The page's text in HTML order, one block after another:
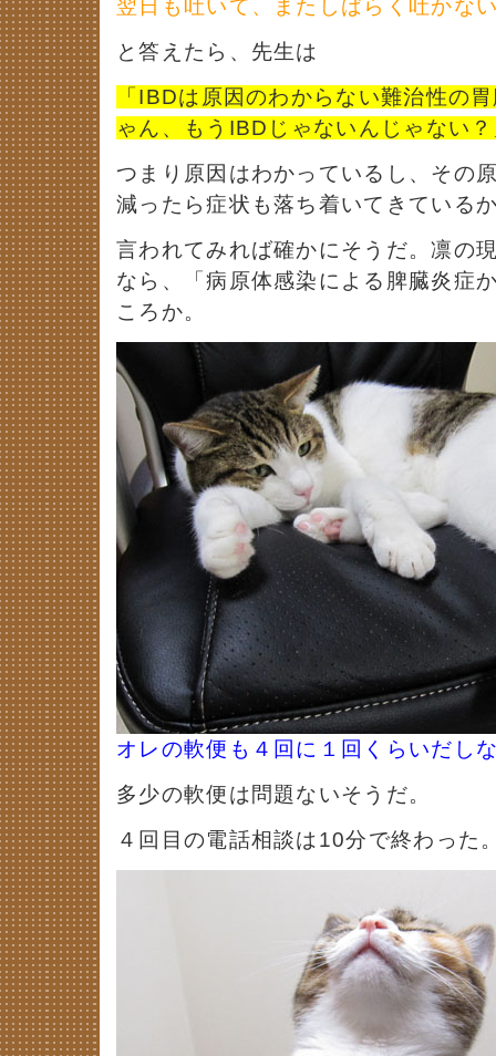
翌日も吐いて、またしばらく吐かな
と答えたら、先生は
「IBDは原因のわからない難治性の
ゃん、もうIBDじゃないんじゃない
つまり原因はわかっているし、その
減ったら症状も落ち着いてきている
言われてみれば確かにそうだ。凛の
なら、「病原体感染による脾臓炎症
ころか。
オレの軟便も４回に１回くらいだし
多少の軟便は問題ないそうだ。
４回目の電話相談は10分で終わった